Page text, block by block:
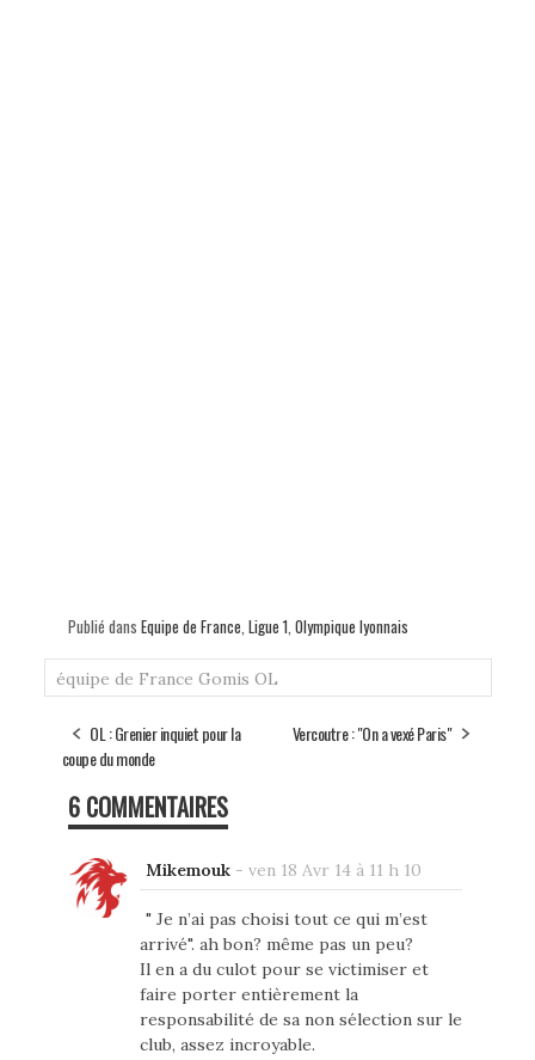
Publié dans Equipe de France, Ligue 1, Olympique lyonnais
équipe de France Gomis OL
OL : Grenier inquiet pour la
coupe du monde
Vercoutre : "On a vexé Paris"
6 COMMENTAIRES
Mikemouk- ven 18 Avr 14 à 11 h 10
" Je n’ai pas choisi tout ce qui m’est
arrivé". ah bon? même pas un peu?
Il en a du culot pour se victimiser et
faire porter entièrement la
responsabilité de sa non sélection sur le
club, assez incroyable.